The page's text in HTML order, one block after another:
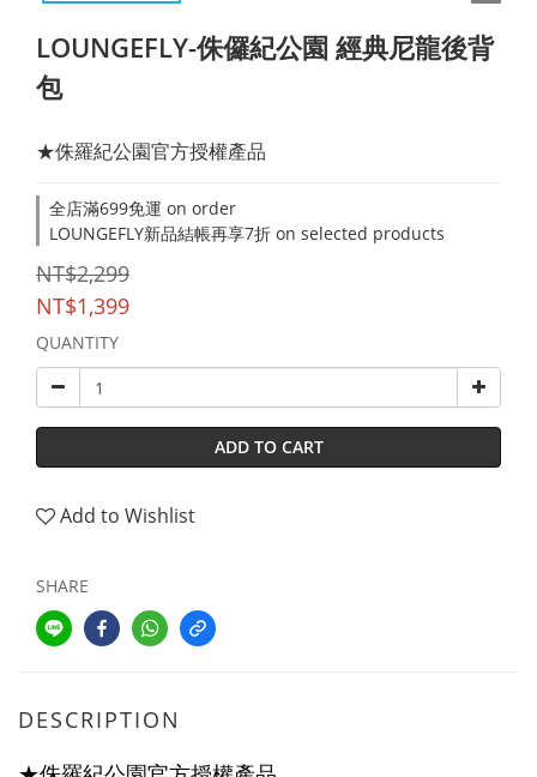
LOUNGEFLY-侏儸紀公園 經典尼龍後背
包
★侏羅紀公園官方授權產品
全店滿699免運 on order
LOUNGEFLY新品結帳再享7折 on selected products
NT$2,299
NT$1,399
QUANTITY
ADD TO CART
Add to Wishlist
SHARE
DESCRIPTION